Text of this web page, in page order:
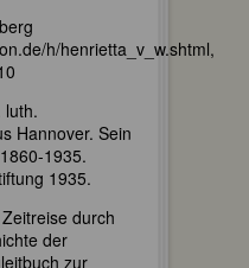
h/henrietta_v_w.shtml,
luth.
Hannover. Sein
1935.
1935.
durch
der
zur